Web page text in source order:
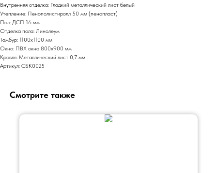
Внутренняя отделка: Гладкий металлический лист белый
Утепление: Пенополистиролл 50 мм (пенопласт)
Пол: ДСП 16 мм
Отделка пола: Линолеум
Тамбур: 1100х1100 мм
Окно: ПВХ окно 800х900 мм
Кровля: Металлический лист 0,7 мм
Артикул: СБК0025
Смотрите также
01
Опыт более